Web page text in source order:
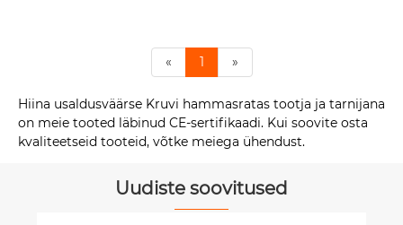
« 1 »
Hiina usaldusväärse Kruvi hammasratas tootja ja tarnijana
on meie tooted läbinud CE-sertifikaadi. Kui soovite osta
kvaliteetseid tooteid, võtke meiega ühendust.
Uudiste soovitused